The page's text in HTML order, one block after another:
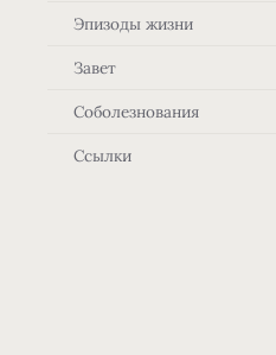
Эпизоды жизни
Завет
Соболезнования
Ссылки